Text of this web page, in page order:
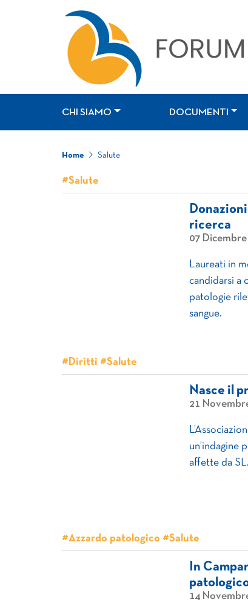
CHI SIAMO DOCUMENTI
Home Salute
#Salute
ricerca
07
Laureati in
candidarsi a
patologie
sangue.
#Diritti #Salute
Nasce il
21
un’indagine
affette da
#Azzardo patologico #Salute
In
14